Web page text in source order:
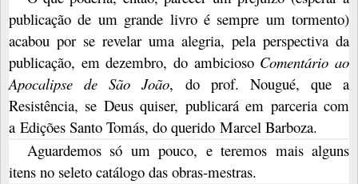
publicação de um grande livro é sempre um tormento)
acabou por se revelar uma alegria, pela perspectiva da
publicação, em dezembro, do ambicioso Comentário ao
Apocalipse de São João, do prof. Nougué, que a
Resistência, se Deus quiser, publicará em parceria com
a Edições Santo Tomás, do querido Marcel Barboza.
Aguardemos só um pouco, e teremos mais alguns
itens no seleto catálogo das obras-mestras.